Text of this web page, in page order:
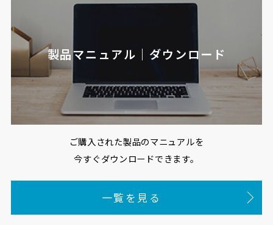
製品マニュアル｜ダウンロード
ご購入された製品のマニュアルを
今すぐダウンロードできます。
一覧を見る